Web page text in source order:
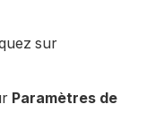
sur
Paramètres de